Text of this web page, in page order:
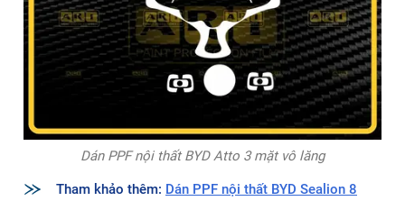
Dán PPF nội thất BYD Atto 3 mặt vô lăng
Tham khảo thêm: Dán PPF nội thất BYD Sealion 8